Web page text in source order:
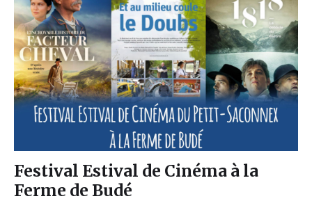
Festival Estival de Cinéma à la
Ferme de Budé